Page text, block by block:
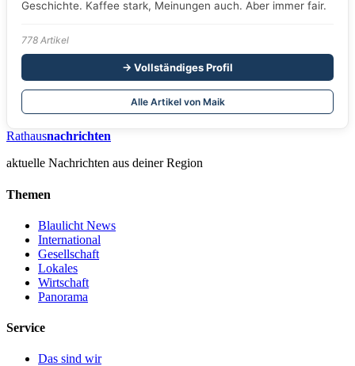
Geschichte. Kaffee stark, Meinungen auch. Aber immer fair.
778 Artikel
→ Vollständiges Profil
Alle Artikel von Maik
Rathausnachrichten
aktuelle Nachrichten aus deiner Region
Themen
Blaulicht News
International
Gesellschaft
Lokales
Wirtschaft
Panorama
Service
Das sind wir